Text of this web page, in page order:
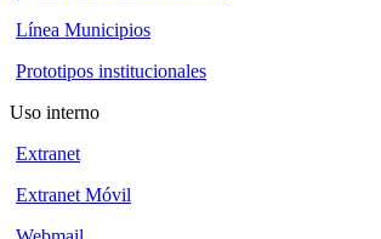
Línea Municipios
Prototipos institucionales
Uso interno
Extranet
Extranet Móvil